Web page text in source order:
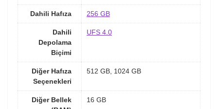
Dahili Hafıza 256 GB
Dahili
Depolama
Biçimi
UFS 4.0
Diğer Hafıza
Seçenekleri
512 GB, 1024 GB
Diğer Bellek
16 GB